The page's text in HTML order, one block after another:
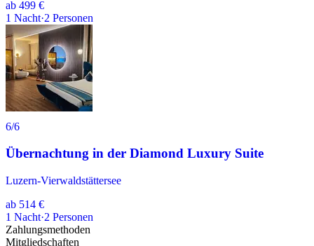
ab 499 €
1 Nacht·2 Personen
6/6
Übernachtung in der Diamond Luxury Suite
Luzern-Vierwaldstättersee
ab 514 €
1 Nacht·2 Personen
Zahlungsmethoden
Mitgliedschaften